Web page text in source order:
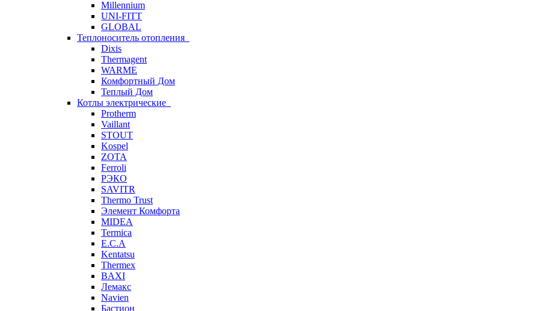
Millennium
UNI-FITT
GLOBAL
Теплоноситель отопления
Dixis
Thermagent
WARME
Комфортный Дом
Теплый Дом
Котлы электрические
Protherm
Vaillant
STOUT
Kospel
ZOTA
Ferroli
РЭКО
SAVITR
Thermo Trust
Элемент Комфорта
MIDEA
Termica
E.C.A
Kentatsu
Thermex
BAXI
Лемакс
Navien
Бастион